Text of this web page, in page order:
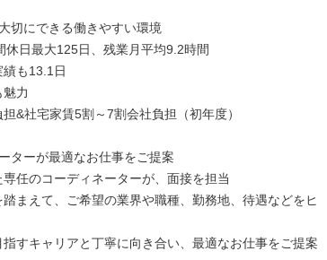
切にできる働きやすい環境
休日最大125日、残業月平均9.2時間
績も13.1日
魅力
&社宅家賃5割～7割会社負担（初年度）
ターが最適なお仕事をご提案
専任のコーディネーターが、面接を担当
踏まえて、ご希望の業界や職種、勤務地、待遇などをヒ
指すキャリアと丁寧に向き合い、最適なお仕事をご提案